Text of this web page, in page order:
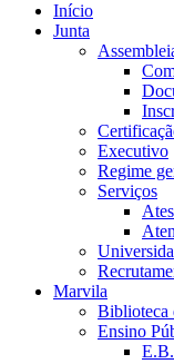
Início
Junta
Executivo
Regime
Serviços
Marvila
Biblioteca
Ensino